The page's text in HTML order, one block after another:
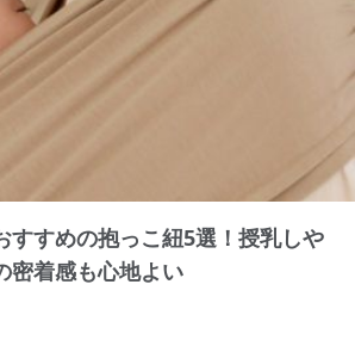
すすめの抱っこ紐5選！授乳しや
密着感も心地よい